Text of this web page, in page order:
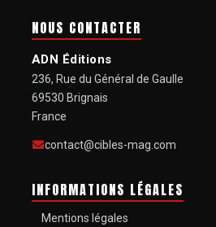
une arme gravée et
secrétaire à la Guerre ;
un objet resté dans un état
exceptionnel.
très recherchée. Leur réunion dans
l’estimation comprise entre 1,6 et
NOUS CONTACTER
ADN Éditions
236, Rue du Général de Gaulle
69530 Brignais
France
contact@cibles-mag.com
INFORMATIONS LÉGALES
Mentions légales